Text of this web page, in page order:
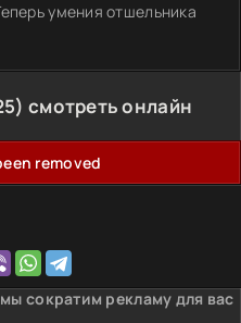
умения отшельника
смотреть онлайн
removed
сократим рекламу для вас